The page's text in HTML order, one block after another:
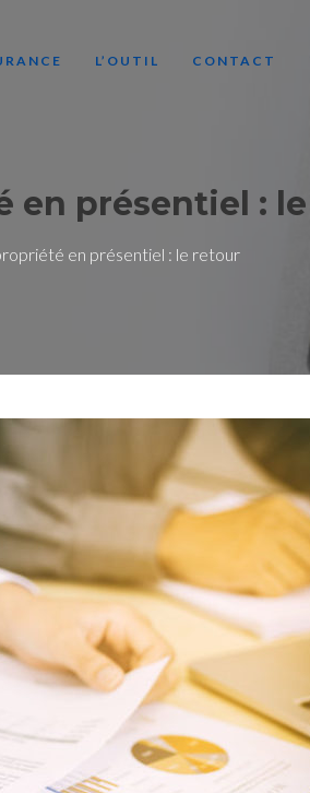
L’OUTIL CONTACT
en présentiel :
en présentiel : le retour